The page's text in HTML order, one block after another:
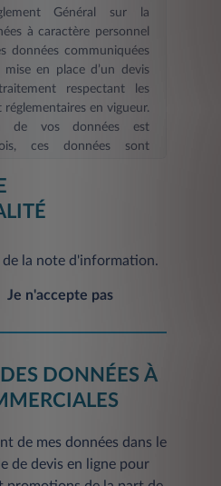
Général sur la
à caractère personnel
données communiquées
en place d’un devis
respectant les
réglementaires en vigueur.
de vos données est
ces données sont
devis en ligne. La durée
fournies est de six
et/ou constituer votre
En l’absence de ces
et vous ne pourrez pas
site ne constitue
contractuel et ne
au moment de la mise
mise à jour des
de la note d'information.
Je n'accepte pas
DONNÉES À
de mes données dans le
de devis en ligne pour